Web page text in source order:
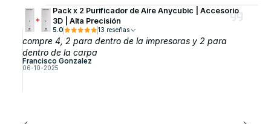
Pack x 2 Purificador de Aire Anycubic | Accesorio
3D | Alta Precisión
5.0 13 reseñas
compre 4, 2 para dentro de la impresoras y 2 para
dentro de la carpa
Francisco Gonzalez
06-10-2025